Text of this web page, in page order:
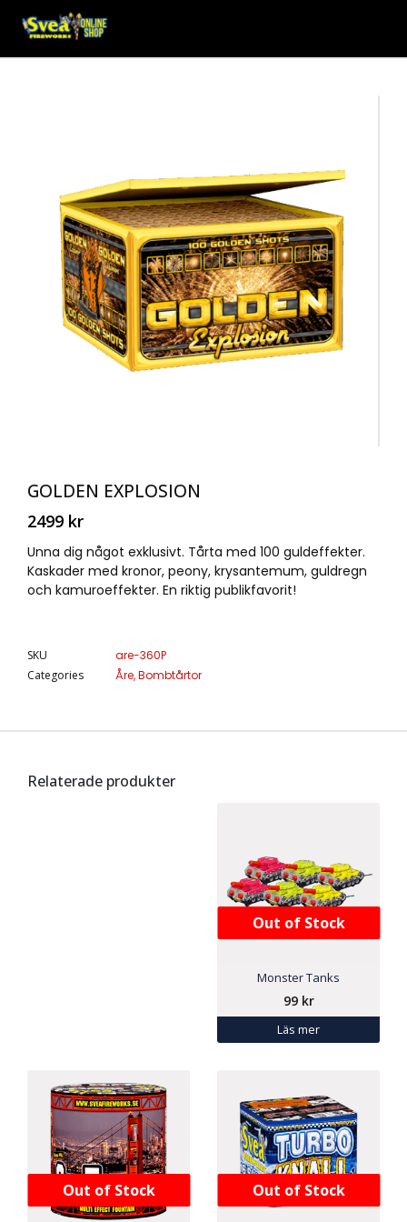
GOLDEN EXPLOSION
2499 kr
Unna dig något exklusivt. Tårta med 100 guldeffekter.
Kaskader med kronor, peony, krysantemum, guldregn
och kamuroeffekter. En riktig publikfavorit!
SKU
are-360P
Categories
Åre,Bombtårtor
Relaterade produkter
Out of Stock
Monster Tanks
99 kr
Läs mer
Out of Stock Out of Stock